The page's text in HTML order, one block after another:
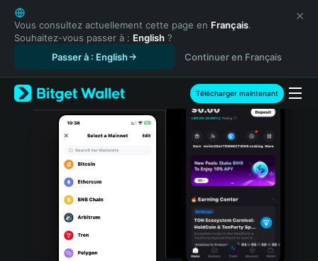
English
日本語
Tiếng Việt
Español (Latinoamérica)
Türkçe
Italiano
Português (Portugal)
Bahasa Indonesia
Vous consultez actuellement cette page en Français.
Souhaitez-vous passer à : English ?
Passer à : English
Continuer en Français
Télécharger maintenant